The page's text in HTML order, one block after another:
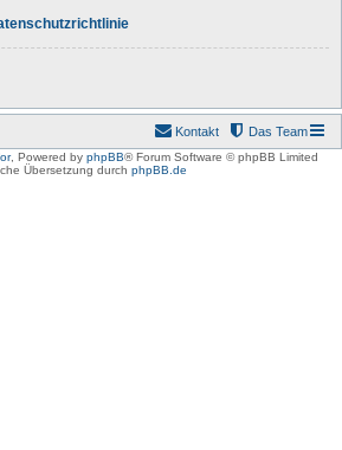
Das Team
Kontakt
, Powered by phpBB® Forum Software © phpBB Limited
Übersetzung durch phpBB.de